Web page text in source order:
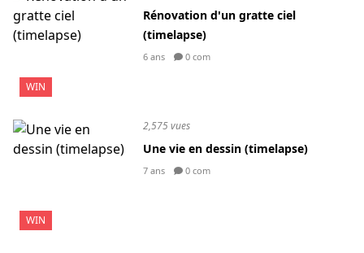
WIN
Rénovation d'un gratte ciel
(timelapse)
6 ans 0 com
WIN
2,575 vues
Une vie en dessin (timelapse)
7 ans 0 com